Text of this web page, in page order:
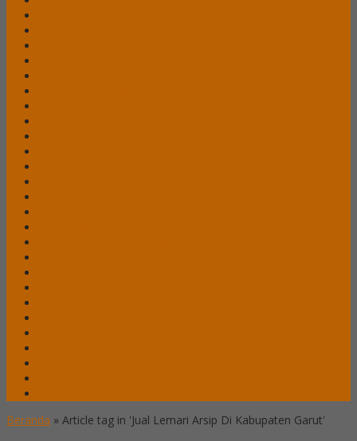
Beranda » Article tag in 'Jual Lemari Arsip Di Kabupaten Garut'